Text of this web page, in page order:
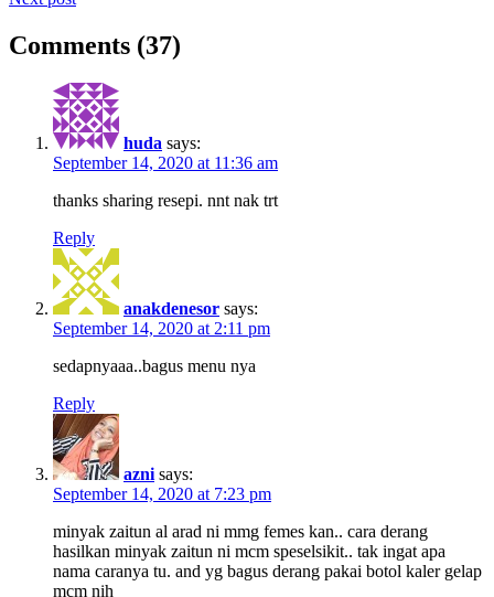
navigation
Comments (37)
huda says:
September 14, 2020 at 11:36 am
thanks sharing resepi. nnt nak trt
Reply
anakdenesor says:
September 14, 2020 at 2:11 pm
sedapnyaaa..bagus menu nya
Reply
azni says:
September 14, 2020 at 7:23 pm
minyak zaitun al arad ni mmg femes kan.. cara derang
hasilkan minyak zaitun ni mcm speselsikit.. tak ingat apa
nama caranya tu. and yg bagus derang pakai botol kaler gelap
mcm nih